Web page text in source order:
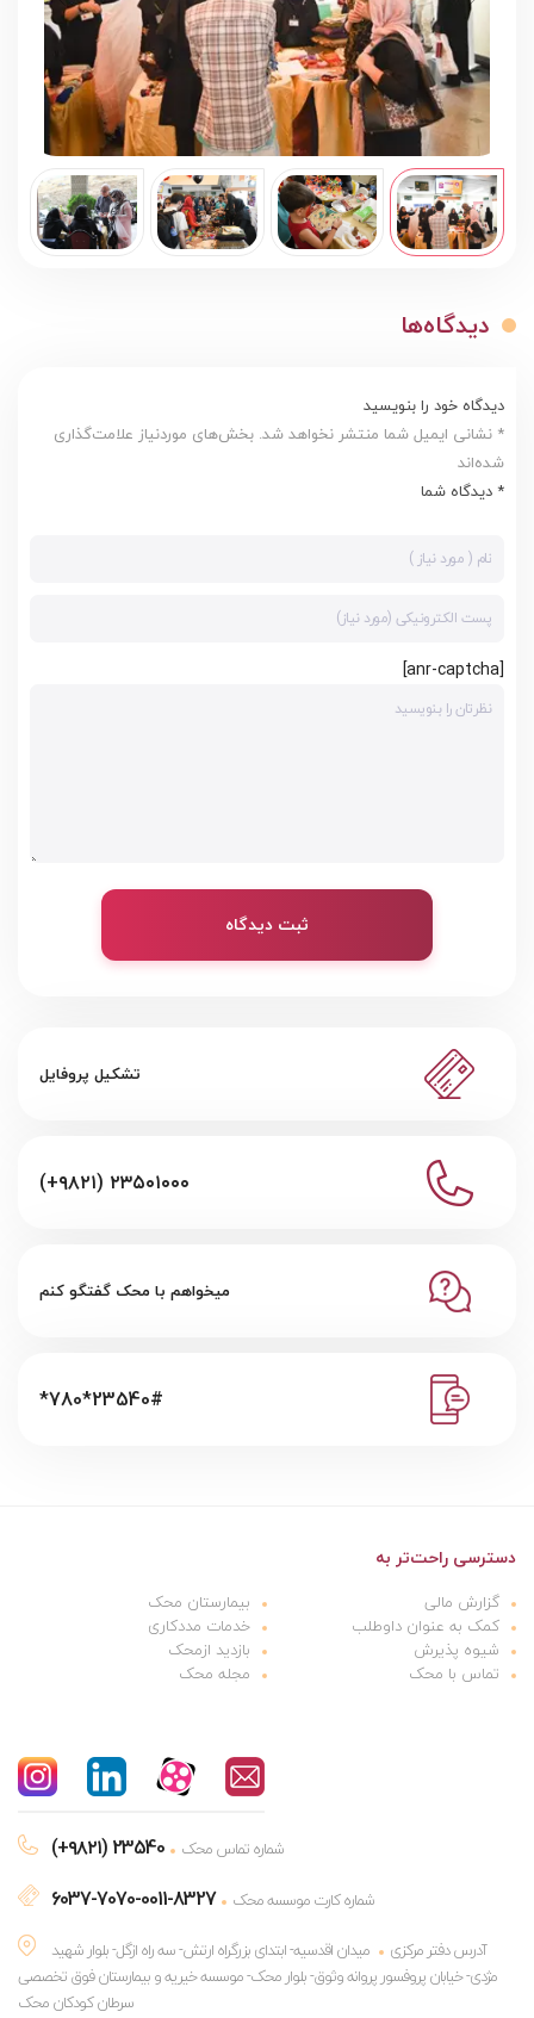
دیدگاه‌ها
دیدگاه خود را بنویسید
* نشانی ایمیل شما منتشر نخواهد شد. بخش‌های موردنیاز علامت‌گذاری
شده‌اند
* دیدگاه شما
[anr-captcha]
ثبت دیدگاه
تشکیل پروفایل
(+۹۸۲۱) ۲۳۵۰۱۰۰۰
میخواهم با محک گفتگو کنم
*780*23540#
دسترسی راحت‌تر به
گزارش مالی
بیمارستان محک
کمک به عنوان داوطلب
خدمات مددکاری
شیوه پذیرش
بازدید ازمحک
تماس با محک
مجله محک
(+۹۸۲۱) 23540 شماره تماس محک
6037-7070-0011-8327
شماره کارت موسسه محک
آدرس دفتر مرکزی
میدان اقدسیه- ابتدای بزرگراه ارتش- سه راه ازگل- بلوار شهید
مژدی- خیابان پروفسور پروانه وثوق- بلوار محک- موسسه خیریه و بیمارستان فوق تخصصی
سرطان کودکان محک